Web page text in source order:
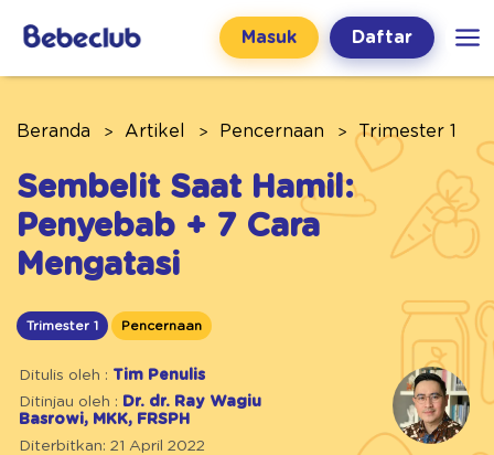
Masuk Daftar
Beranda Artikel Pencernaan Trimester 1
Sembelit Saat Hamil:
Penyebab + 7 Cara
Mengatasi
Trimester 1 Pencernaan
Ditulis oleh : Tim Penulis
Ditinjau oleh : Dr. dr. Ray Wagiu
Basrowi, MKK, FRSPH
Diterbitkan: 21 April 2022